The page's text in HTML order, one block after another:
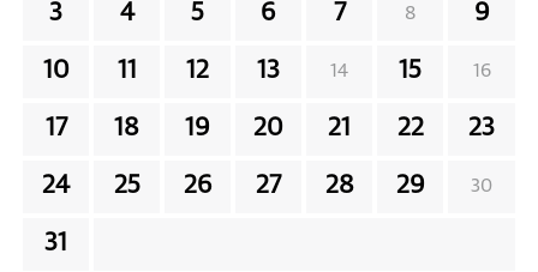
3 4 5 6 7 8 9
10 11 12 13 14 15 16
17 18 19 20 21 22 23
24 25 26 27 28 29 30
31